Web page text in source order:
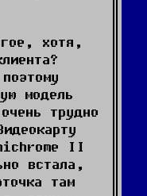
хотя,
модель
трудно
II
встала,
там